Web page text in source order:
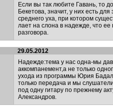
Если вы так любите Гавань, то
Бекетова, значит, у них есть
среднего уха, при котором
лает на слона в надежде, что
разговора.
29.05.2012
Надежде:тема у нас одна-мы
аккомпанемент,а не только
ухода из программы Юрия
только передача и мы
под одну гитару по прежнему
Александров.